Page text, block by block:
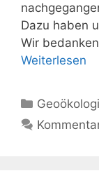
Dazu haben
Wir
Weiterlesen
Kategorien